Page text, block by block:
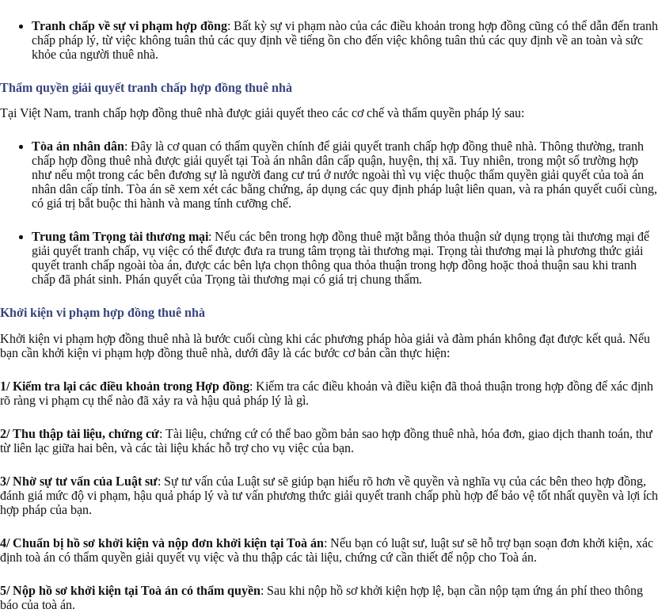
Tranh chấp về sự vi phạm hợp đồng: Bất kỳ sự vi phạm nào của các điều khoản trong hợp đồng cũng có thể dẫn đến tranh
chấp pháp lý, từ việc không tuân thủ các quy định về tiếng ồn cho đến việc không tuân thủ các quy định về an toàn và sức
khỏe của người thuê nhà.
Thẩm quyền giải quyết tranh chấp hợp đồng thuê nhà
Tại Việt Nam, tranh chấp hợp đồng thuê nhà được giải quyết theo các cơ chế và thẩm quyền pháp lý sau:
Tòa án nhân dân: Đây là cơ quan có thẩm quyền chính để giải quyết tranh chấp hợp đồng thuê nhà. Thông thường, tranh
chấp hợp đồng thuê nhà được giải quyết tại Toà án nhân dân cấp quận, huyện, thị xã. Tuy nhiên, trong một số trường hợp
như nếu một trong các bên đương sự là người đang cư trú ở nước ngoài thì vụ việc thuộc thẩm quyền giải quyết của toà án
nhân dân cấp tỉnh. Tòa án sẽ xem xét các bằng chứng, áp dụng các quy định pháp luật liên quan, và ra phán quyết cuối cùng,
có giá trị bắt buộc thi hành và mang tính cưỡng chế.
Trung tâm Trọng tài thương mại: Nếu các bên trong hợp đồng thuê mặt bằng thỏa thuận sử dụng trọng tài thương mại để
giải quyết tranh chấp, vụ việc có thể được đưa ra trung tâm trọng tài thương mại. Trọng tài thương mại là phương thức giải
quyết tranh chấp ngoài tòa án, được các bên lựa chọn thông qua thỏa thuận trong hợp đồng hoặc thoả thuận sau khi tranh
chấp đã phát sinh. Phán quyết của Trọng tài thương mại có giá trị chung thẩm.
Khởi kiện vi phạm hợp đồng thuê nhà
Khởi kiện vi phạm hợp đồng thuê nhà là bước cuối cùng khi các phương pháp hòa giải và đàm phán không đạt được kết quả. Nếu
bạn cần khởi kiện vi phạm hợp đồng thuê nhà, dưới đây là các bước cơ bản cần thực hiện:
1/ Kiểm tra lại các điều khoản trong Hợp đồng: Kiểm tra các điều khoản và điều kiện đã thoả thuận trong hợp đồng để xác định
rõ ràng vi phạm cụ thể nào đã xảy ra và hậu quả pháp lý là gì.
2/ Thu thập tài liệu, chứng cứ: Tài liệu, chứng cứ có thể bao gồm bản sao hợp đồng thuê nhà, hóa đơn, giao dịch thanh toán, thư
từ liên lạc giữa hai bên, và các tài liệu khác hỗ trợ cho vụ việc của bạn.
3/ Nhờ sự tư vấn của Luật sư: Sự tư vấn của Luật sư sẽ giúp bạn hiểu rõ hơn về quyền và nghĩa vụ của các bên theo hợp đồng,
đánh giá mức độ vi phạm, hậu quả pháp lý và tư vấn phương thức giải quyết tranh chấp phù hợp để bảo vệ tốt nhất quyền và lợi ích
hợp pháp của bạn.
4/ Chuẩn bị hồ sơ khởi kiện và nộp đơn khởi kiện tại Toà án: Nếu bạn có luật sư, luật sư sẽ hỗ trợ bạn soạn đơn khởi kiện, xác
định toà án có thẩm quyền giải quyết vụ việc và thu thập các tài liệu, chứng cứ cần thiết để nộp cho Toà án.
5/ Nộp hồ sơ khởi kiện tại Toà án có thẩm quyền: Sau khi nộp hồ sơ khởi kiện hợp lệ, bạn cần nộp tạm ứng án phí theo thông
báo của toà án.